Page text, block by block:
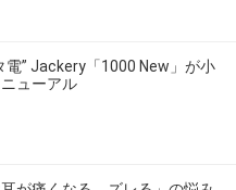
電” Jackery「1000 New」が小
ューアル